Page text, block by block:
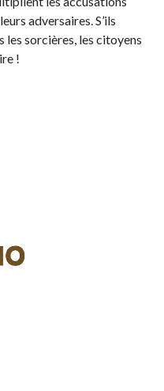
adversaires. S’ils
les sorcières, les citoyens
!